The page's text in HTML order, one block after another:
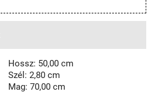
Hossz: 50,00 cm
Szél: 2,80 cm
Mag: 70,00 cm